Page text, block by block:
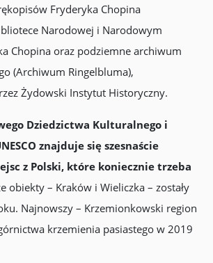
Fryderyka Chopina
Narodowej i Narodowym
Chopina oraz podziemne archiwum
(Archiwum Ringelbluma),
Żydowski Instytut Historyczny.
Dziedzictwa Kulturalnego i
znajduje się szesnaście
z Polski, które koniecznie trzeba
obiekty – Kraków i Wieliczka – zostały
Najnowszy – Krzemionkowski region
krzemienia pasiastego w 2019